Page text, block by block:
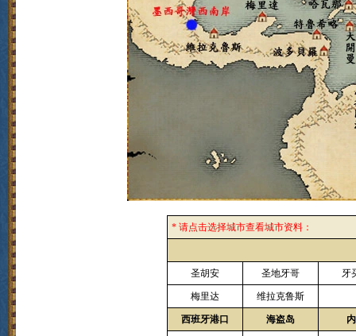
* 请点击选择城市查看城市资料：
圣胡安 圣地牙哥 牙
梅里达 维拉克鲁斯
西班牙港口 海盗岛